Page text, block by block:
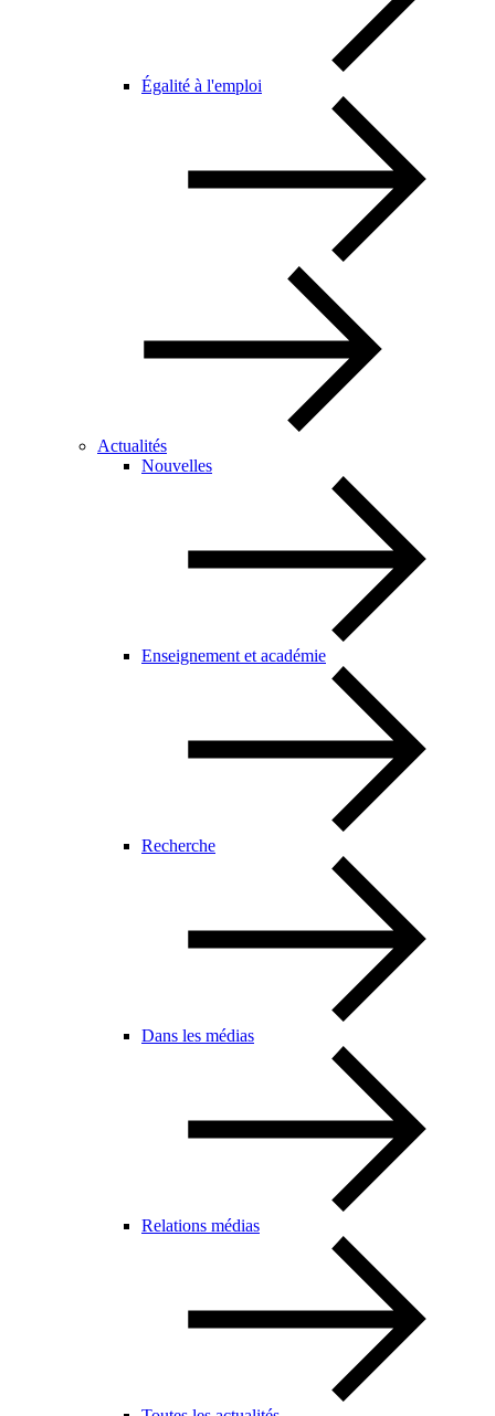
Égalité à l'emploi
Actualités
Nouvelles
Enseignement et académie
Recherche
Dans les médias
Relations médias